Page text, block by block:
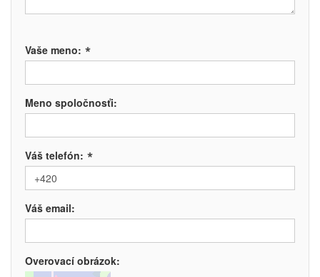
Vaše meno: *
Meno spoločnosťi:
Váš telefón: *
Váš email:
Overovací obrázok: